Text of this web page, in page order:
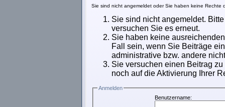
Sie sind nicht angemeldet oder Sie haben keine
Sie sind nicht angemeldet.
versuchen Sie es erneut.
Sie haben keine
Fall sein, wenn Sie Beiträge
administrative bzw. andere
Sie versuchen einen Beitrag
noch auf die Aktivierung Ihrer
Anmelden
Benutzername: